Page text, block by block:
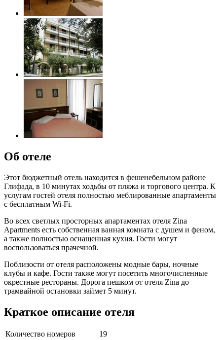
Об отеле
Этот бюджетный отель находится в фешенебельном районе
Глифада, в 10 минутах ходьбы от пляжа и торгового центра. К
услугам гостей отеля полностью меблированные апартаменты
с бесплатным Wi-Fi.
Во всех светлых просторных апартаментах отеля Zina
Apartments есть собственная ванная комната с душем и феном,
а также полностью оснащенная кухня. Гости могут
воспользоваться прачечной.
Поблизости от отеля расположены модные бары, ночные
клубы и кафе. Гости также могут посетить многочисленные
окрестные рестораны. Дорога пешком от отеля Zina до
трамвайной остановки займет 5 минут.
Краткое описание отеля
Количество номеров
19